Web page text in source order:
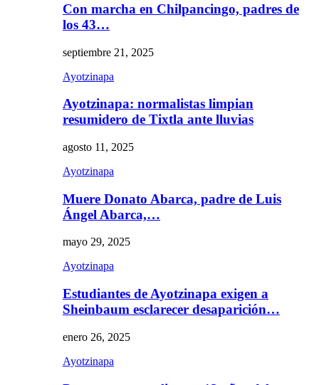
Con marcha en Chilpancingo, padres de
los 43…
septiembre 21, 2025
Ayotzinapa
Ayotzinapa: normalistas limpian
resumidero de Tixtla ante lluvias
agosto 11, 2025
Ayotzinapa
Muere Donato Abarca, padre de Luis
Ángel Abarca,…
mayo 29, 2025
Ayotzinapa
Estudiantes de Ayotzinapa exigen a
Sheinbaum esclarecer desaparición…
enero 26, 2025
Ayotzinapa